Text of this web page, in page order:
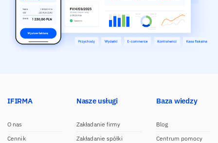
IFIRMA
O nas
Cennik
Nasze usługi
Zakładanie firmy
Zakładanie spółki
Baza wiedzy
Blog
Centrum pomocy